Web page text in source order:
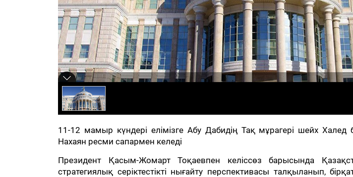
11-12 мамыр күндері елімізге Абу Дабидің Тақ мұрагері шейх
Нахаян ресми сапармен келеді
Президент Қасым-Жомарт Тоқаевпен келіссөз барысында
стратегиялық серіктестікті нығайту перспективасы талқыланып,